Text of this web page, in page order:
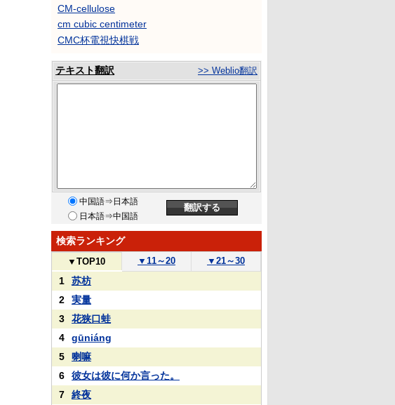
CM-cellulose
cm cubic centimeter
CMC杯電視快棋戦
テキスト翻訳 >> Weblio翻訳
中国語⇒日本語
日本語⇒中国語
検索ランキング
▼ TOP10 ▼ 11～20 ▼ 21～30
1
苏枋
2
実量
3
花狭口蛙
4
gūniáng
5
喇嘛
6
彼女は彼に何か言った。
7
終夜